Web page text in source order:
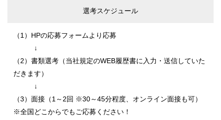
選考スケジュール
（1）HPの応募フォームより応募
↓
（2）書類選考（当社規定のWEB履歴書に入力・送信していた
だきます）
↓
（3）面接（1～2回 ※30～45分程度、オンライン面接も可）
※全国どこからでもご応募ください！